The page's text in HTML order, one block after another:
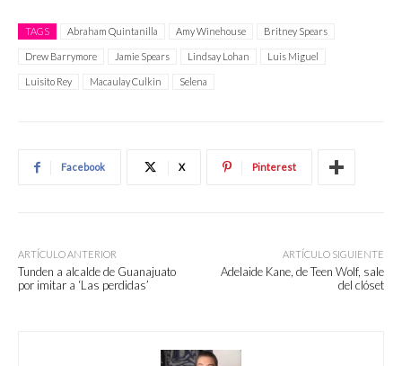
TAGS Abraham Quintanilla Amy Winehouse Britney Spears
Drew Barrymore Jamie Spears Lindsay Lohan Luis Miguel
Luisito Rey Macaulay Culkin Selena
Facebook X Pinterest
ARTÍCULO ANTERIOR
Tunden a alcalde de Guanajuato
por imitar a ‘Las perdidas’
ARTÍCULO SIGUIENTE
Adelaide Kane, de Teen Wolf, sale
del clóset